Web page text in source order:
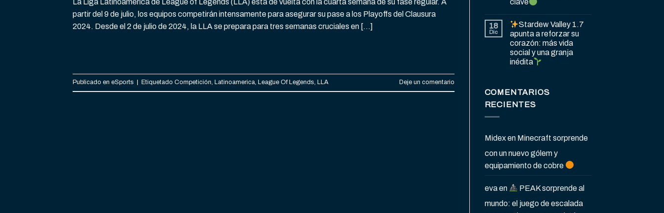
partir del 9 de julio, los equipos competirán intensamente para asegurar su pase a los Playoffs del Clausura
2024. Desde el 2 de julio de 2024, la LLA se prepara para tres semanas cruciales en […]
Publicado en eSports Etiquetado Competición, Latinoamerica, League Of Legends, LLA Deje un comentario
clave
18
Dic
Stardew Valley 1.7
apunta a reforzar su
corazón: más vida
social y una granja
inédita
COMENTARIOS
RECIENTES
Midexen Minecraft sorprende
con un nuevo gólem y
equipamiento de cobre
evaen
PEAK sorprende al
mundo: el juego de escalada